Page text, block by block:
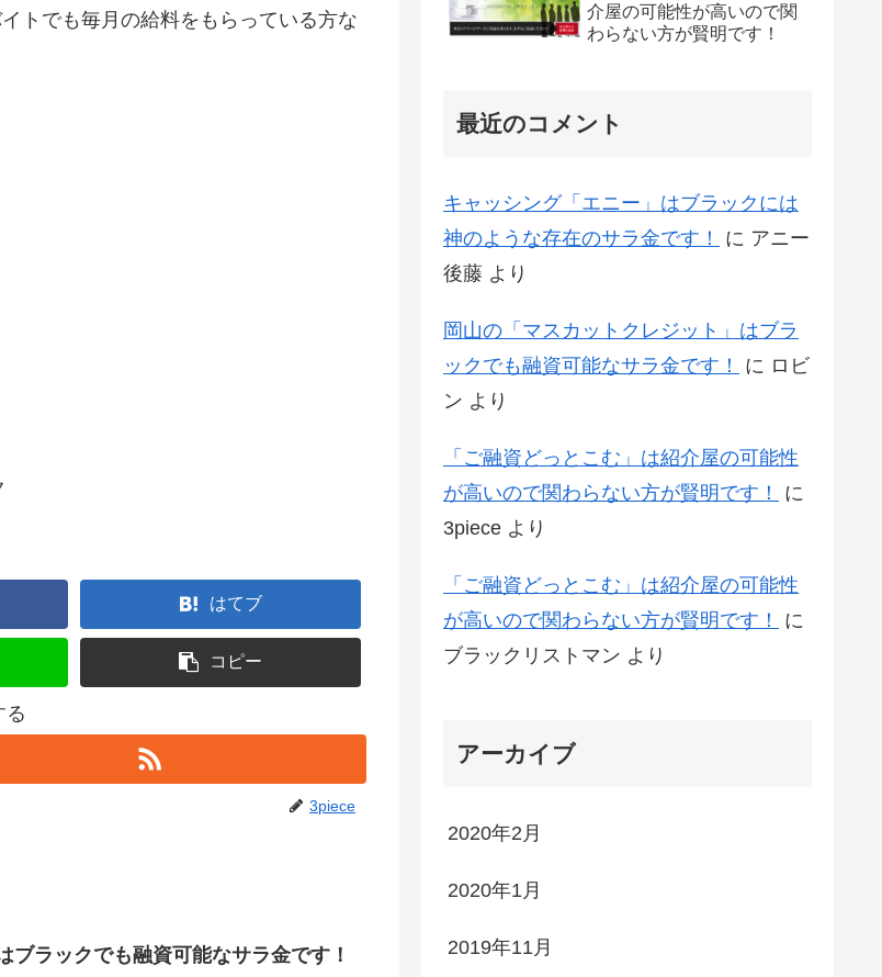
トでも毎月の給料をもらっている方な
はてブ
コピー
る
3piece
ラックでも融資可能なサラ金です！
介屋の可能性が高いので関
わらない方が賢明です！
最近のコメント
キャッシング「エニー」はブラックには
神のような存在のサラ金です！
に アニー
後藤 より
岡山の「マスカットクレジット」はブラ
ックでも融資可能なサラ金です！
に ロビ
ン より
「ご融資どっとこむ」は紹介屋の可能性
が高いので関わらない方が賢明です！
に
3piece より
「ご融資どっとこむ」は紹介屋の可能性
が高いので関わらない方が賢明です！
に
ブラックリストマン より
アーカイブ
2020年2月
2020年1月
2019年11月